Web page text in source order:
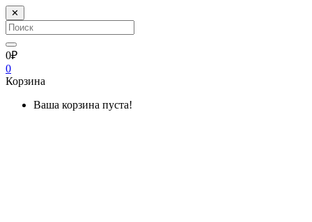
✕
0₽
0
Корзина
Ваша корзина пуста!